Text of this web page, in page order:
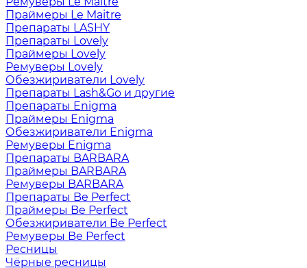
Праймеры Le Maitre
Препараты LASHY
Препараты Lovely
Праймеры Lovely
Ремуверы Lovely
Обезжириватели Lovely
Препараты Lash&Go и другие
Препараты Enigma
Праймеры Enigma
Обезжириватели Enigma
Ремуверы Enigma
Препараты BARBARA
Праймеры BARBARA
Ремуверы BARBARA
Препараты Be Perfect
Праймеры Be Perfect
Обезжириватели Be Perfect
Ремуверы Be Perfect
Ресницы
Чёрные ресницы